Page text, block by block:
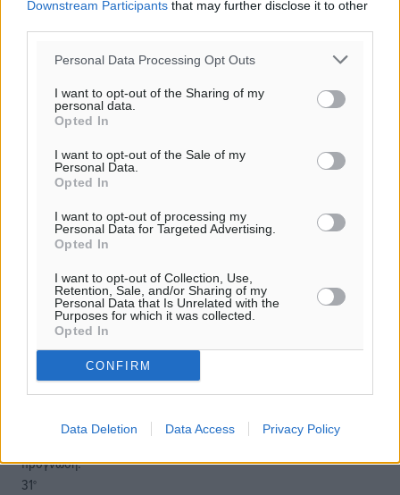
Downstream Participants that may further disclose it to other
Personal Data Processing Opt Outs
I want to opt-out of the Sharing of my
personal data.
Opted In
I want to opt-out of the Sale of my
Personal Data.
Opted In
I want to opt-out of processing my
Personal Data for Targeted Advertising.
Opted In
I want to opt-out of Collection, Use,
Retention, Sale, and/or Sharing of my
Personal Data that Is Unrelated with the
Purposes for which it was collected.
Opted In
CONFIRM
Data Deletion Data Access Privacy Policy
Υπενθύμιση:
ιστοσελίδες είναι απαραίτητη η χρήση του παρακάτω
παρεχόμενου συνδέσμου παραπομπής προς το άρθρο
της Δημοκρατικής.
αίθριος καιρός
km/h
30°/31°
πρόγνωση:
31°